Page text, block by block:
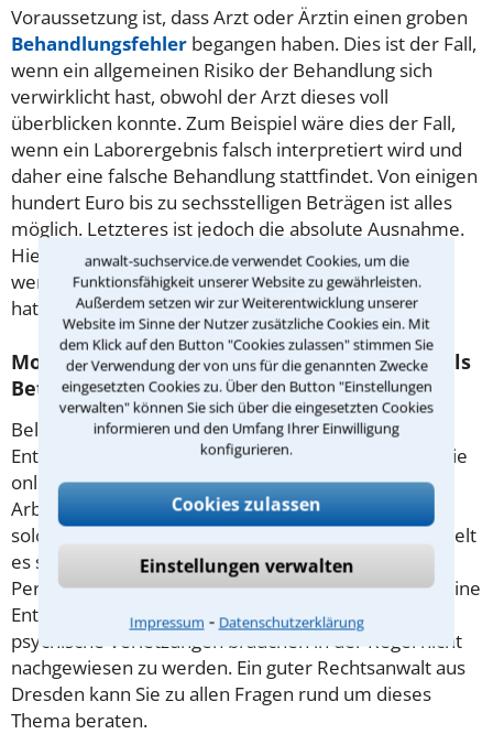
anwalt-suchservice.de verwendet Cookies, um die
Funktionsfähigkeit unserer Website zu gewährleisten.
Außerdem setzen wir zur Weiterentwicklung unserer
Website im Sinne der Nutzer zusätzliche Cookies ein. Mit
dem Klick auf den Button "Cookies zulassen" stimmen Sie
der Verwendung der von uns für die genannten Zwecke
eingesetzten Cookies zu. Über den Button "Einstellungen
verwalten" können Sie sich über die eingesetzten Cookies
informieren und den Umfang Ihrer Einwilligung
konfigurieren.
Cookies zulassen
Einstellungen verwalten
Impressum ⁃ Datenschutzerklärung
Voraussetzung ist, dass Arzt oder Ärztin einen groben
Behandlungsfehler begangen haben. Dies ist der Fall,
wenn ein allgemeinen Risiko der Behandlung sich
verwirklicht hast, obwohl der Arzt dieses voll
überblicken konnte. Zum Beispiel wäre dies der Fall,
wenn ein Laborergebnis falsch interpretiert wird und
daher eine falsche Behandlung stattfindet. Von einigen
hundert Euro bis zu sechsstelligen Beträgen ist alles
möglich. Letzteres ist jedoch die absolute Ausnahme.
Hier sollte ein Rechtsanwalt in Dresden konsultiert
werden, der sich auf dasMedizinrechtspezialisiert
hat.
Mobbing und Beleidigungen: Bekomme ich als
Betroffener Schmerzensgeld?
Beleidigungen führen oft zu
Entschädigungsansprüchen, unabhängig davon, ob sie
online oder offline erfolgt sind.Mobbingim
Arbeitsverhältnis oder im Internet kann ebenfalls
solche Ansprüche begründen. Der Grund: Hier handelt
es sich um Verletzungen des allgemeinen
Persönlichkeitsrechts. Sind diese massiv genug, ist eine
Entschädigung fällig. Regelrechte körperliche oder
psychische Verletzungen brauchen in der Regel nicht
nachgewiesen zu werden. Ein guter Rechtsanwalt aus
Dresden kann Sie zu allen Fragen rund um dieses
Thema beraten.